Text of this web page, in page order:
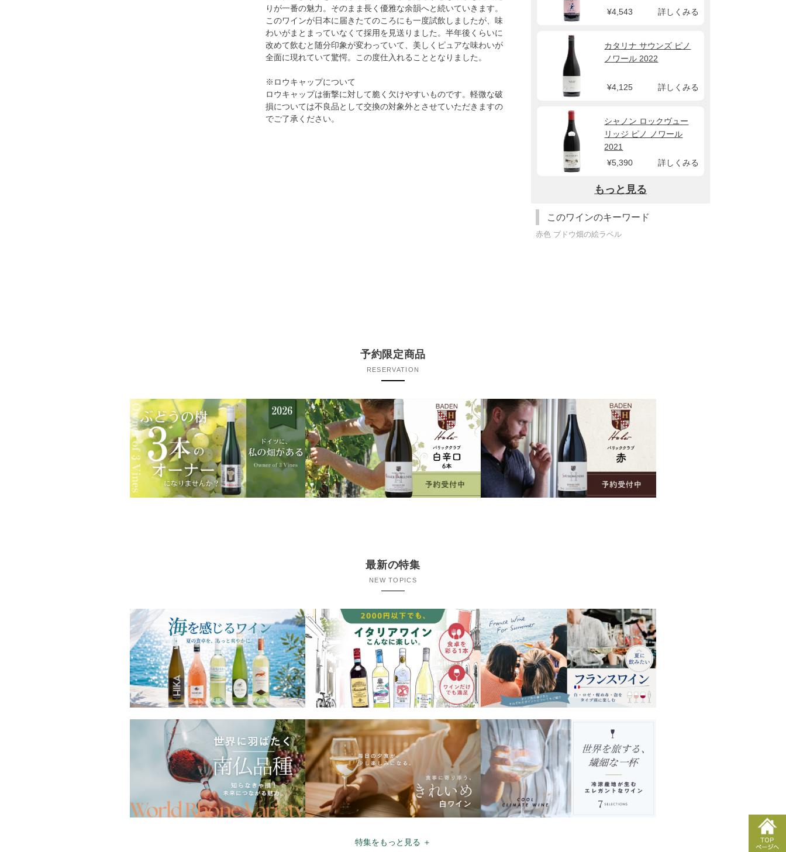
りが一番の魅力。そのまま長く優雅な余韻へと続いていきます。
このワインが日本に届きたてのころにも一度試飲しましたが、味
わいがまとまっていなくて採用を見送りました。半年後くらいに
改めて飲むと随分印象が変わっていて、美しくピュアな味わいが
全面に現れていて驚愕。この度仕入れることとなりました。
※ロウキャップについて
ロウキャップは衝撃に対して脆く欠けやすいものです。軽微な破
損については不良品として交換の対象外とさせていただきますの
でご了承ください。
¥4,543 詳しくみる
カタリナ サウンズ ピノ
ノワール 2022
¥4,125 詳しくみる
シャノン ロックヴュー
リッジ ピノ ノワール
2021
¥5,390
詳しくみる
もっと見る
このワインのキーワード
赤色 ブドウ畑の絵ラベル
予約限定商品
RESERVATION
最新の特集
NEW TOPICS
特集をもっと見る ＋